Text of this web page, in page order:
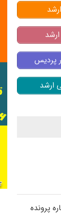
پردیس
ارشد
پرونده